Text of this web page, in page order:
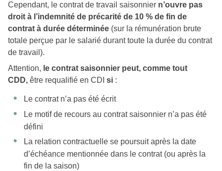
Cependant, le contrat de travail saisonnier n’ouvre pas
droit à l’indemnité de précarité de 10 % de fin de
contrat à durée déterminée (sur la rémunération brute
totale perçue par le salarié durant toute la durée du contrat
de travail).
Attention, le contrat saisonnier peut, comme tout
CDD, être requalifié en CDI si :
Le contrat n’a pas été écrit
Le motif de recours au contrat saisonnier n’a pas été
défini
La relation contractuelle se poursuit après la date
d’échéance mentionnée dans le contrat (ou après la
fin de la saison)